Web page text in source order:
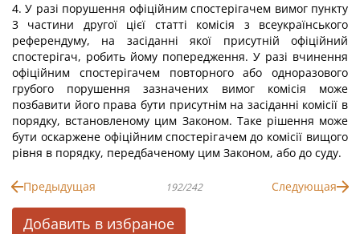
4. У разі порушення офіційним спостерігачем вимог пункту
3 частини другої цієї статті комісія з всеукраїнського
референдуму, на засіданні якої присутній офіційний
спостерігач, робить йому попередження. У разі вчинення
офіційним спостерігачем повторного або одноразового
грубого порушення зазначених вимог комісія може
позбавити його права бути присутнім на засіданні комісії в
порядку, встановленому цим Законом. Таке рішення може
бути оскаржене офіційним спостерігачем до комісії вищого
рівня в порядку, передбаченому цим Законом, або до суду.
Предыдущая 192/242 Следующая
Добавить в избраное